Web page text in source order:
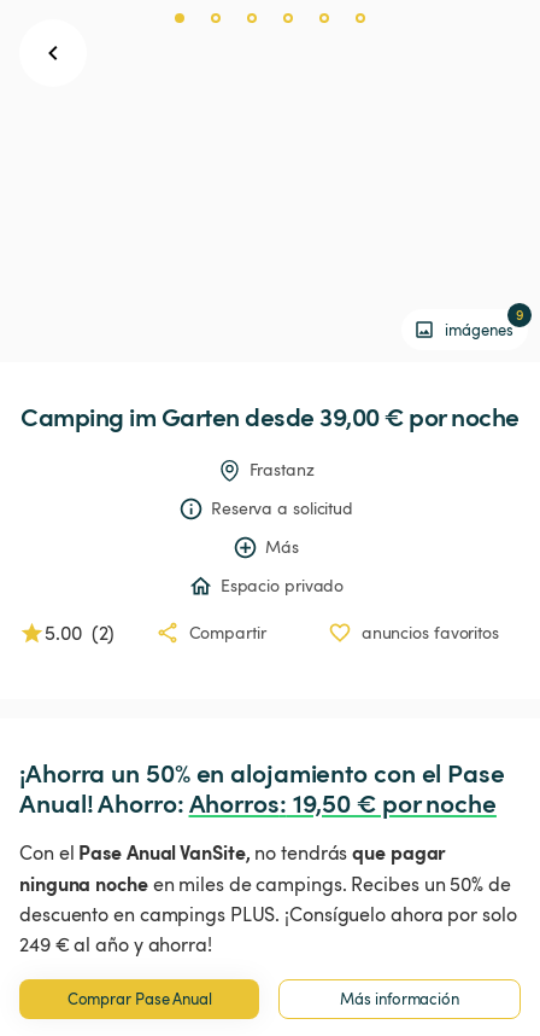
imágenes
9
Camping im Garten desde 39,00 € por noche
Frastanz
Reserva a solicitud
Más
Espacio privado
5.00 (2) Compartir anuncios favoritos
¡Ahorra un 50% en alojamiento con el Pase
Anual! Ahorro: Ahorros: 19,50 € por noche
Con el Pase Anual VanSite, no tendrásque pagar
ninguna nocheen miles de campings. Recibes un 50% de
descuento en campings PLUS. ¡Consíguelo ahora por solo
249 € al año y ahorra!
Comprar Pase Anual Más información